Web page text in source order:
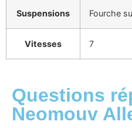
Suspensions Fourche
Vitesses 7
Questions
Neomouv